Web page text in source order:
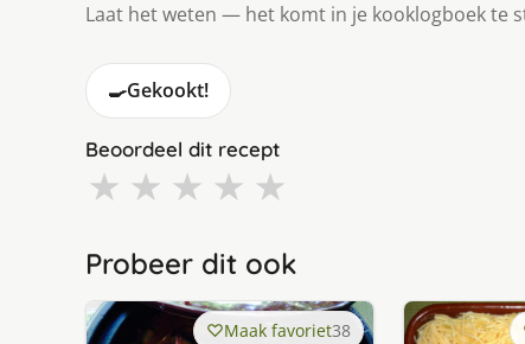
Laat het weten — het komt in je kooklogboek te
🍳Gekookt!
Beoordeel dit recept
★ ★ ★ ★ ★
Probeer dit ook
Maak favoriet38